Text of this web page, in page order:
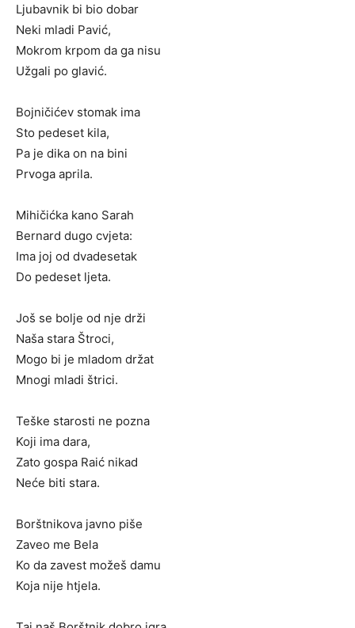
Ljubavnik bi bio dobar
Neki mladi Pavić,
Mokrom krpom da ga nisu
Užgali po glavić.
Bojničićev stomak ima
Sto pedeset kila,
Pa je dika on na bini
Prvoga aprila.
Mihičićka kano Sarah
Bernard dugo cvjeta:
Ima joj od dvadesetak
Do pedeset ljeta.
Još se bolje od nje drži
Naša stara Štroci,
Mogo bi je mladom držat
Mnogi mladi štrici.
Teške starosti ne pozna
Koji ima dara,
Zato gospa Raić nikad
Neće biti stara.
Borštnikova javno piše
Zaveo me Bela
Ko da zavest možeš damu
Koja nije htjela.